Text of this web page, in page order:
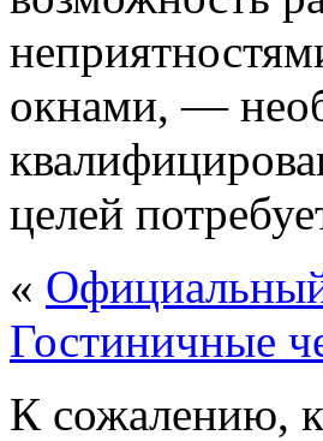
окнами, —
целей
«
Гостиничные
К сожалению,